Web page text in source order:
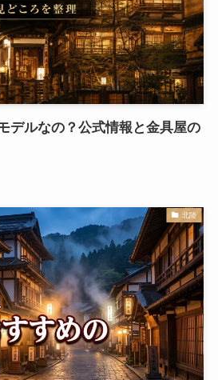
デルなの？公式情報と金具屋の
北陸